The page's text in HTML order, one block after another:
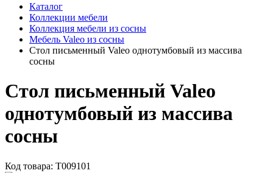
Каталог
Коллекции мебели
Коллекция мебели из сосны
Мебель Valeo из сосны
Стол письменный Valeo однотумбовый из массива
сосны
Стол письменный Valeo
однотумбовый из массива
сосны
Код товара: Т009101